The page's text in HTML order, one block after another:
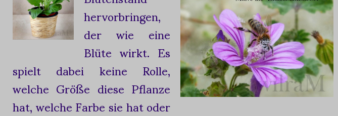
hervorbringen,
der wie eine
Blüte wirkt. Es
spielt dabei keine Rolle,
welche Größe diese Pflanze
hat, welche Farbe sie hat oder